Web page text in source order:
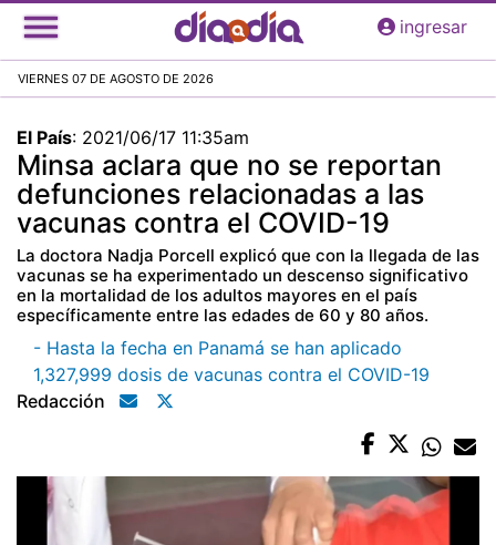
Pasar
al
principal
ingresar
VIERNES 07 DE AGOSTO DE 2026
El País: 2021/06/17 11:35am
Minsa aclara que no se reportan
defunciones relacionadas a las
vacunas contra el COVID-19
La doctora Nadja Porcell explicó que con la llegada de las
vacunas se ha experimentado un descenso significativo
en la mortalidad de los adultos mayores en el país
específicamente entre las edades de 60 y 80 años.
- Hasta la fecha en Panamá se han aplicado
1,327,999 dosis de vacunas contra el COVID-19
Redacción